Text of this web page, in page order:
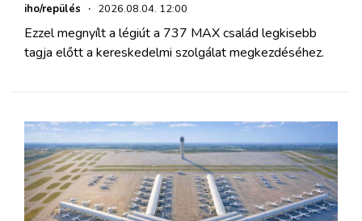
iho/repülés · 2026.08.04. 12:00
Ezzel megnyílt a légiút a 737 MAX család legkisebb
tagja előtt a kereskedelmi szolgálat megkezdéséhez.